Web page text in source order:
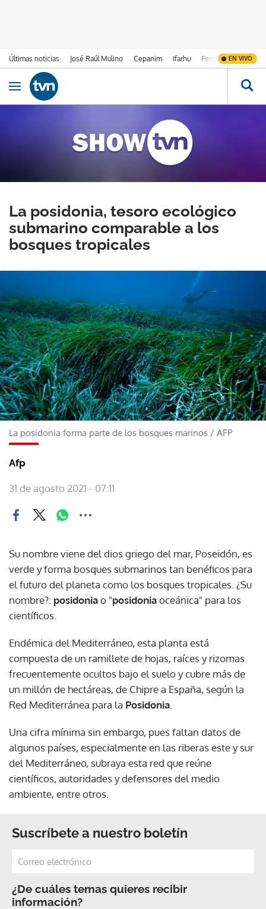
Últimas noticias José Raúl Mulino Cepanim Ifarhu Fenómeno de El
EN VIVO
Ir al contenido
Obrir navegació
La posidonia, tesoro ecológico
submarino comparable a los
bosques tropicales
La posidonia forma parte de los bosques marinos / AFP
Afp
31 de agosto 2021 - 07:11
Su nombre viene del dios griego del mar, Poseidón, es
verde y forma bosques submarinos tan benéficos para
el futuro del planeta como los bosques tropicales. ¿Su
nombre?: posidoniao "posidoniaoceánica" para los
científicos.
Endémica del Mediterráneo, esta planta está
compuesta de un ramillete de hojas, raíces y rizomas
frecuentemente ocultos bajo el suelo y cubre más de
un millón de hectáreas, de Chipre a España, según la
Red Mediterránea para la Posidonia
Una cifra mínima sin embargo, pues faltan datos de
algunos países, especialmente en las riberas este y sur
del Mediterráneo, subraya esta red que reúne
científicos, autoridades y defensores del medio
ambiente, entre otros.
Suscríbete a nuestro boletín
¿De cuáles temas quieres recibir
información?